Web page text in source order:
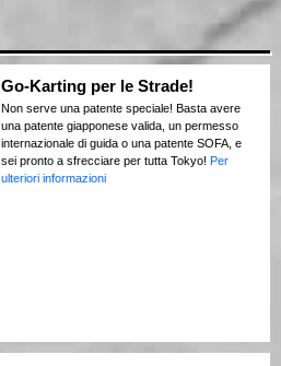
Go-Karting per le Strade!
Non serve una patente speciale! Basta avere
una patente giapponese valida, un permesso
internazionale di guida o una patente SOFA, e
sei pronto a sfrecciare per tutta Tokyo! Per
ulteriori informazioni